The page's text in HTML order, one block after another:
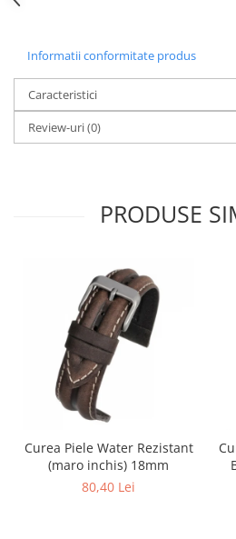
Informatii conformitate produs
Caracteristici
Review-uri(0)
PRODUSE
Curea Piele Water Rezistant
(maro inchis) 18mm
80,40 Lei